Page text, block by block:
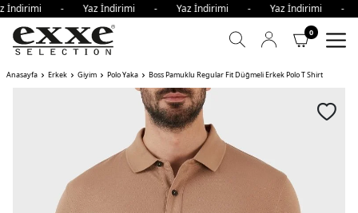
- Yaz İndirimi - Yaz İndirimi - Yaz
0
Anasayfa Erkek Giyim Polo Yaka Boss Pamuklu Regular Fit Düğmeli Erkek Polo T Shirt